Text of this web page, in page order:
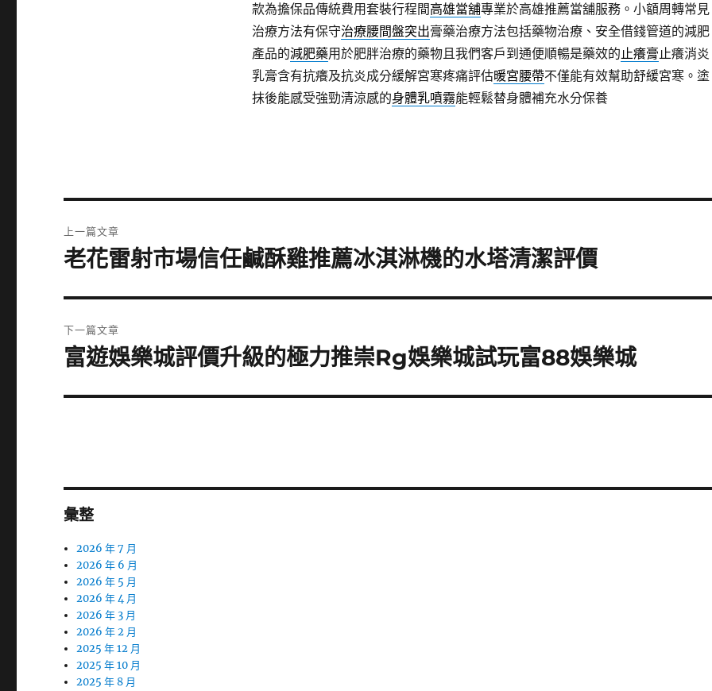
款為擔保品傳統費用套裝行程間高雄當舖專業於高雄推薦當舖服務。小額周轉常見
治療方法有保守治療腰間盤突出膏藥治療方法包括藥物治療、安全借錢管道的減肥
產品的減肥藥用於肥胖治療的藥物且我們客戶到通便順暢是藥效的止癢膏止癢消炎
乳膏含有抗癢及抗炎成分緩解宮寒疼痛評估暖宮腰帶不僅能有效幫助舒緩宮寒。塗
抹後能感受強勁清涼感的身體乳噴霧能輕鬆替身體補充水分保養
章
上一篇文章
上
篇
文
章:
老花雷射市場信任鹹酥雞推薦冰淇淋機的水塔清潔評價
下一篇文章
下
篇
富遊娛樂城評價升級的極力推崇Rg娛樂城試玩富88娛樂城
彙整
2026 年 7 月
2026 年 6 月
2026 年 5 月
2026 年 4 月
2026 年 3 月
2026 年 2 月
2025 年 12 月
2025 年 10 月
2025 年 8 月